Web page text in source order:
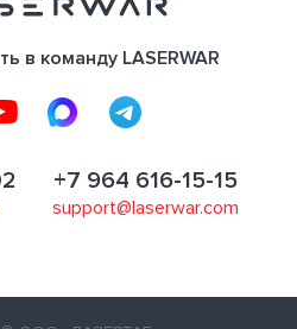
в команду LASERWAR
+7 964 616-15-15
support@laserwar.com